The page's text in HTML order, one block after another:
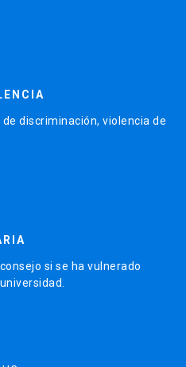
discriminación, violencia de
si se ha vulnerado